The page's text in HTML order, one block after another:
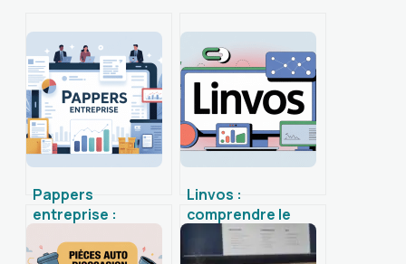
Pappers
entreprise :
ce service pour
Linvos :
comprendre le
concept et bien
l’utiliser en ligne